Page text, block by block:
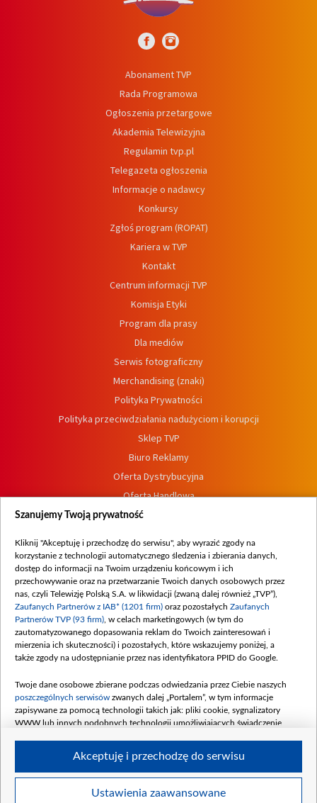
Abonament TVP
Rada Programowa
Ogłoszenia przetargowe
Akademia Telewizyjna
Regulamin tvp.pl
Telegazeta ogłoszenia
Informacje o nadawcy
Konkursy
Zgłoś program (ROPAT)
Kariera w TVP
Kontakt
Centrum informacji TVP
Komisja Etyki
Program dla prasy
Dla mediów
Serwis fotograficzny
Merchandising (znaki)
Polityka Prywatności
Polityka przeciwdziałania nadużyciom i korupcji
Sklep TVP
Biuro Reklamy
Oferta Dystrybucyjna
Oferta Handlowa
Dostępność
Procedura zgłoszeń wewnętrznych
Szanujemy Twoją prywatność
Kliknij "Akceptuję i przechodzę do serwisu", aby wyrazić zgody na
korzystanie z technologii automatycznego śledzenia i zbierania danych,
dostęp do informacji na Twoim urządzeniu końcowym i ich
przechowywanie oraz na przetwarzanie Twoich danych osobowych przez
nas, czyli Telewizję Polską S.A. w likwidacji (zwaną dalej również „TVP”),
Zaufanych Partnerów z IAB* (1201 firm) oraz pozostałych Zaufanych
Partnerów TVP (93 firm) , w celach marketingowych (w tym do
zautomatyzowanego dopasowania reklam do Twoich zainteresowań i
mierzenia ich skuteczności) i pozostałych, które wskazujemy poniżej, a
także zgody na udostępnianie przez nas identyfikatora PPID do Google.
Twoje dane osobowe zbierane podczas odwiedzania przez Ciebie naszych
poszczególnych serwisów zwanych dalej „Portalem”, w tym informacje
zapisywane za pomocą technologii takich jak: pliki cookie, sygnalizatory
WWW lub innych podobnych technologii umożliwiających świadczenie
Twoje dane osobowe zbierane podczas odwiedzania przez Ciebie
Ustawienia zaawansowane
Akceptuję i przechodzę do serwisu